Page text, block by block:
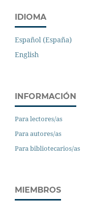
IDIOMA
Español (España)
English
INFORMACIÓN
Para lectores/as
Para autores/as
Para bibliotecarios/as
MIEMBROS